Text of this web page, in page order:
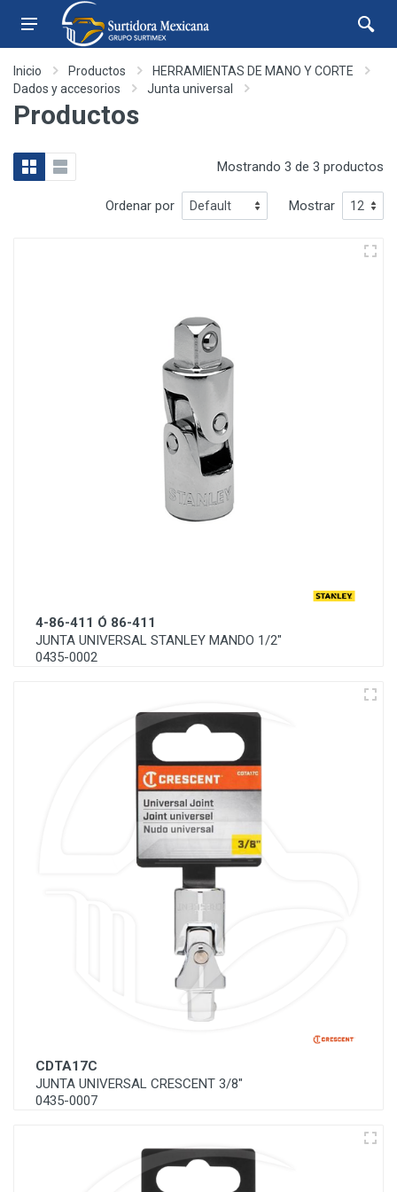
Inicio Productos
HERRAMIENTAS DE MANO Y CORTE
Dados y accesorios
Junta universal
Productos
Mostrando 3 de 3 productos
Ordenar por Mostrar
4-86-411 Ó 86-411
JUNTA UNIVERSAL STANLEY MANDO 1/2"
0435-0002
CDTA17C
JUNTA UNIVERSAL CRESCENT 3/8"
0435-0007